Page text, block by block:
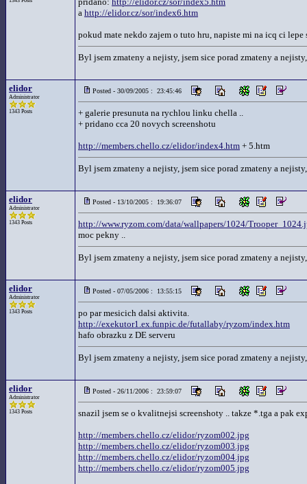
a http://elidor.cz/sor/index6.htm
pokud mate nekdo zajem o tuto hru, napiste mi na icq ci
Byl jsem zmateny a nejisty, jsem sice porad zmateny a
elidor
Administrator
1343 Posts
Posted - 30/09/2005 : 23:45:46
+ galerie presunuta na rychlou linku chella ..
+ pridano cca 20 novych screenshotu
http://members.chello.cz/elidor/index4.htm + 5.htm
Byl jsem zmateny a nejisty, jsem sice porad zmateny a
elidor
Administrator
1343 Posts
Posted - 13/10/2005 : 19:36:07
http://www.ryzom.com/data/wallpapers/1024/
moc pekny ..
Byl jsem zmateny a nejisty, jsem sice porad zmateny a
elidor
Administrator
1343 Posts
Posted - 07/05/2006 : 13:55:15
po par mesicich dalsi aktivita.
http://exekutor1.ex.funpic.de/futallaby/ryzom/index.htm
hafo obrazku z DE serveru
Byl jsem zmateny a nejisty, jsem sice porad zmateny a
elidor
Administrator
1343 Posts
Posted - 26/11/2006 : 23:59:07
snazil jsem se o kvalitnejsi screenshoty .. takze *.tga a pak
http://members.chello.cz/elidor/ryzom002.jpg
http://members.chello.cz/elidor/ryzom003.jpg
http://members.chello.cz/elidor/ryzom004.jpg
http://members.chello.cz/elidor/ryzom005.jpg